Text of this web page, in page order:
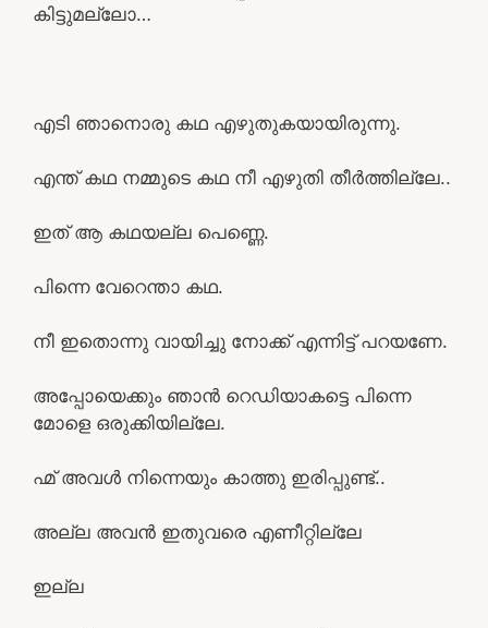
കിട്ടുമല്ലോ…
എടി ഞാനൊരു കഥ എഴുതുകയായിരുന്നു.
എന്ത് കഥ നമ്മുടെ കഥ നീ എഴുതി തീർത്തില്ലേ..
ഇത് ആ കഥയല്ല പെണ്ണെ.
പിന്നെ വേറെന്താ കഥ.
നീ ഇതൊന്നു വായിച്ചു നോക്ക് എന്നിട്ട് പറയണേ.
അപ്പോയെക്കും ഞാൻ റെഡിയാകട്ടെ പിന്നെ
മോളെ ഒരുക്കിയില്ലേ.
ഹ്മ് അവൾ നിന്നെയും കാത്തു ഇരിപ്പുണ്ട്..
അല്ല അവൻ ഇതുവരെ എണീറ്റില്ലേ
ഇല്ല